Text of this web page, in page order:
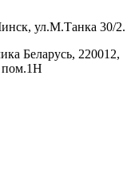
ул.М.Танка 30/2.
Беларусь, 220012,
пом.1Н